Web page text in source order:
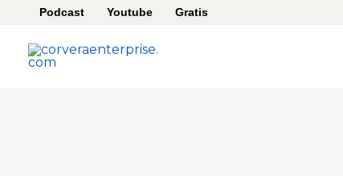
contenido
Podcast Youtube Gratis